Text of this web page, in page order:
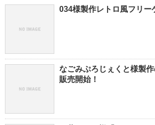
034様製作レトロ風フリ
なごみぷろじぇくと様製
販売開始！